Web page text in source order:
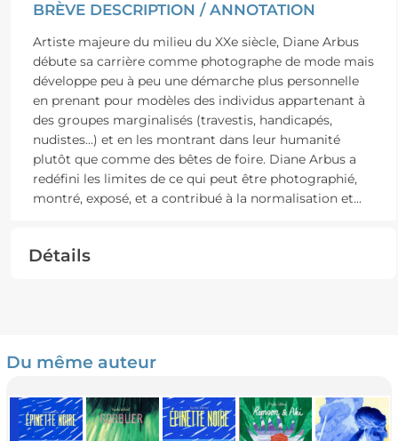
BRÈVE DESCRIPTION / ANNOTATION
Artiste majeure du milieu du XXe siècle, Diane Arbus
débute sa carrière comme photographe de mode mais
développe peu à peu une démarche plus personnelle
en prenant pour modèles des individus appartenant à
des groupes marginalisés (travestis, handicapés,
nudistes...) et en les montrant dans leur humanité
plutôt que comme des bêtes de foire. Diane Arbus a
redéfini les limites de ce qui peut être photographié,
montré, exposé, et a contribué à la normalisation et...
Détails
Du même auteur